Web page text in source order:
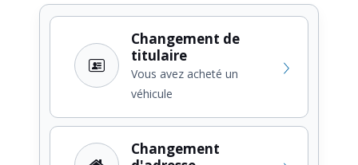
Changement de
titulaire
Vous avez acheté un
véhicule
Changement